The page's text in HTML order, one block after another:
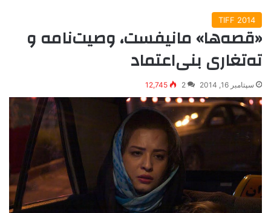
TIFF 2014
«قصه‌ها» مانیفست، وصیت‌نامه و
ته‌تغاری بنی‌اعتماد
سپتامبر 16, 2014 2
12,745